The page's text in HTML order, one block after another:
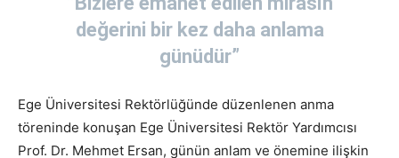
değerini bir kez daha anlama
günüdür”
Ege Üniversitesi Rektörlüğünde düzenlenen anma
töreninde konuşan Ege Üniversitesi Rektör Yardımcısı
Prof. Dr. Mehmet Ersan, günün anlam ve önemine ilişkin